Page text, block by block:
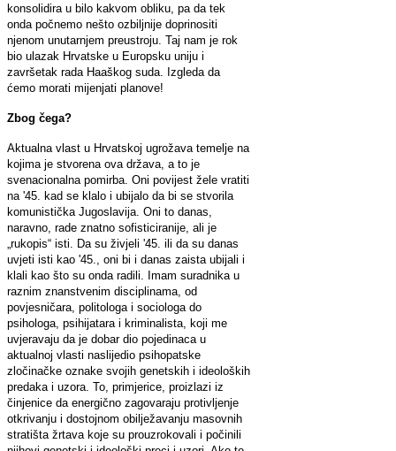
konsolidira u bilo kakvom obliku, pa da tek
onda počnemo nešto ozbiljnije doprinositi
njenom unutarnjem preustroju. Taj nam je rok
bio ulazak Hrvatske u Europsku uniju i
završetak rada Haaškog suda. Izgleda da
ćemo morati mijenjati planove!
Zbog čega?
Aktualna vlast u Hrvatskoj ugrožava temelje na
kojima je stvorena ova država, a to je
svenacionalna pomirba. Oni povijest žele vratiti
na '45. kad se klalo i ubijalo da bi se stvorila
komunistička Jugoslavija. Oni to danas,
naravno, rade znatno sofisticiranije, ali je
„rukopis“ isti. Da su živjeli '45. ili da su danas
uvjeti isti kao '45., oni bi i danas zaista ubijali i
klali kao što su onda radili. Imam suradnika u
raznim znanstvenim disciplinama, od
povjesničara, politologa i sociologa do
psihologa, psihijatara i kriminalista, koji me
uvjeravaju da je dobar dio pojedinaca u
aktualnoj vlasti naslijedio psihopatske
zločinačke oznake svojih genetskih i ideoloških
predaka i uzora. To, primjerice, proizlazi iz
činjenice da energično zagovaraju protivljenje
otkrivanju i dostojnom obilježavanju masovnih
stratišta žrtava koje su prouzrokovali i počinili